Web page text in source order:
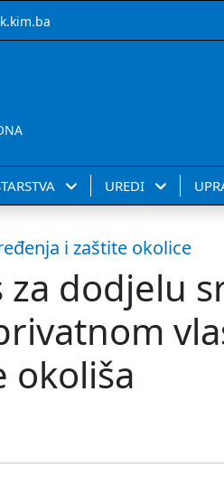
UREDI
i zaštite okolice
za dodjelu
okoliša